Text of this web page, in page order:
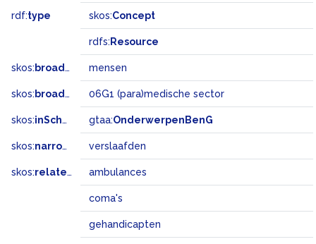
rdf:type skos:Concept
rdfs: Resource
skos: broader mensen
skos: broadMatch 06G1 (para)medische sector
skos:inScheme gtaa:OnderwerpenBenG
skos:narrower verslaafden
skos:related ambulances
coma's
gehandicapten